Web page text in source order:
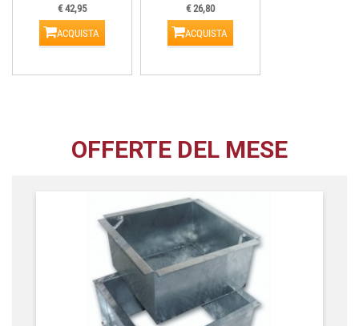
€ 42,95
ACQUISTA
€ 26,80
ACQUISTA
OFFERTE DEL MESE